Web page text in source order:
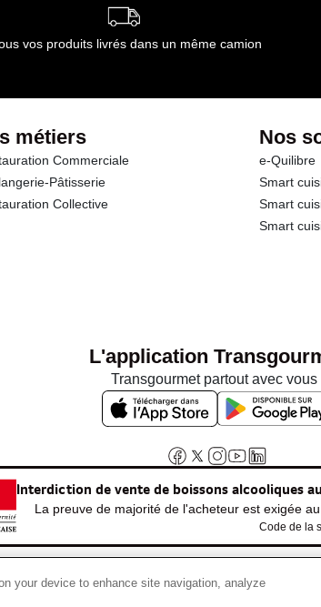
vos produits livrés dans un même camion
métiers
Commerciale
Pâtisserie
Collective
Nos
e-Quilibre
Smart
Smart
Smart
L'application
Transgourmet partout avec vous
Interdiction de vente de boissons alcooliques
La preuve de majorité de l'acheteur est exigée
Code de la
© Tous droits
your device to enhance site navigation, analyze